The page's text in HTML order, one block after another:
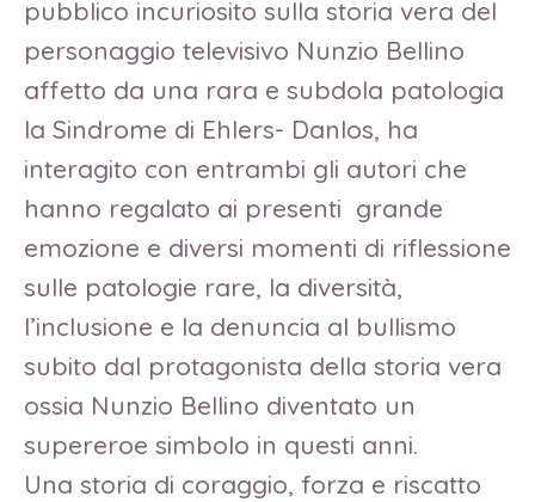
pubblico incuriosito sulla storia vera del
personaggio televisivo Nunzio Bellino
affetto da una rara e subdola patologia
la Sindrome di Ehlers- Danlos, ha
interagito con entrambi gli autori che
hanno regalato ai presenti grande
emozione e diversi momenti di riflessione
sulle patologie rare, la diversità,
l’inclusione e la denuncia al bullismo
subito dal protagonista della storia vera
ossia Nunzio Bellino diventato un
supereroe simbolo in questi anni.
Una storia di coraggio, forza e riscatto